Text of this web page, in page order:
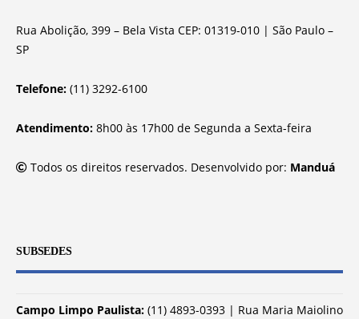
Rua Abolição, 399 – Bela Vista CEP: 01319-010 | São Paulo –
SP
Telefone: (11) 3292-6100
Atendimento: 8h00 às 17h00 de Segunda a Sexta-feira
Todos os direitos reservados. Desenvolvido por: Manduá
SUBSEDES
Campo Limpo Paulista: (11) 4893-0393 | Rua Maria Maiolino